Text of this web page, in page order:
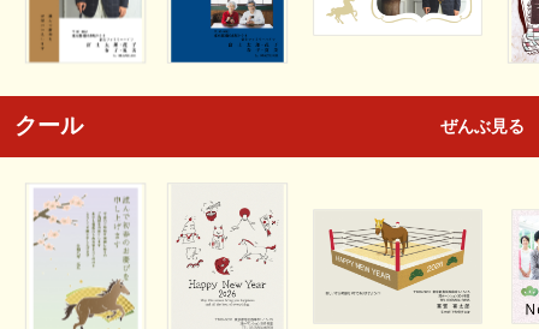
クール ぜんぶ見る